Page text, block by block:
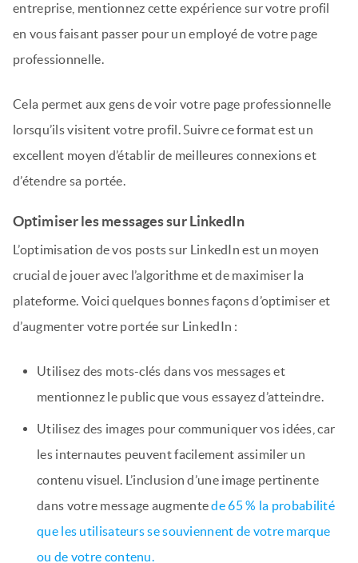
entreprise, mentionnez cette expérience sur votre profil
en vous faisant passer pour un employé de votre page
professionnelle.
Cela permet aux gens de voir votre page professionnelle
lorsqu’ils visitent votre profil. Suivre ce format est un
excellent moyen d’établir de meilleures connexions et
d’étendre sa portée.
Optimiser les messages sur LinkedIn
L’optimisation de vos posts sur LinkedIn est un moyen
crucial de jouer avec l’algorithme et de maximiser la
plateforme. Voici quelques bonnes façons d’optimiser et
d’augmenter votre portée sur LinkedIn :
Utilisez des mots-clés dans vos messages et
mentionnez le public que vous essayez d’atteindre.
Utilisez des images pour communiquer vos idées, car
les internautes peuvent facilement assimiler un
contenu visuel. L’inclusion d’une image pertinente
dans votre message augmentede 65 % la probabilité
que les utilisateurs se souviennent de votre marque
ou de votre contenu.